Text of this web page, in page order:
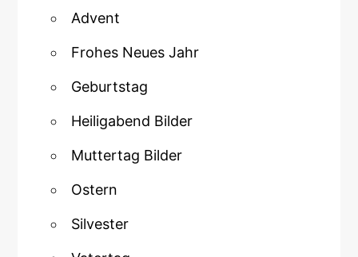
Advent
Frohes Neues Jahr
Geburtstag
Heiligabend Bilder
Muttertag Bilder
Ostern
Silvester